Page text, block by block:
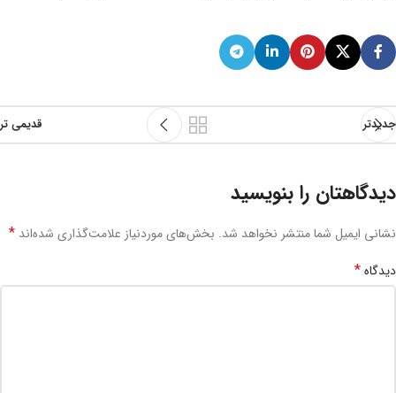
جدیدتر قدیمی تر
دیدگاهتان را بنویسید
نشانی ایمیل شما منتشر نخواهد شد. بخش‌های موردنیاز علامت‌گذاری شده‌اند *
دیدگاه*